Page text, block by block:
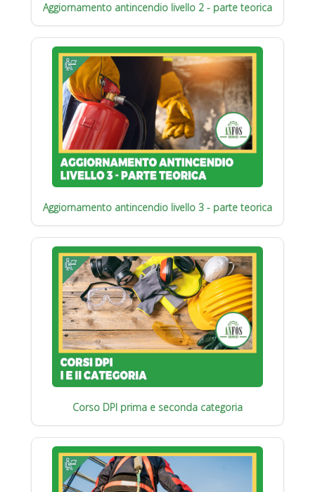
Aggiornamento antincendio livello 2 - parte teorica
Aggiornamento antincendio livello 3 - parte teorica
Corso DPI prima e seconda categoria